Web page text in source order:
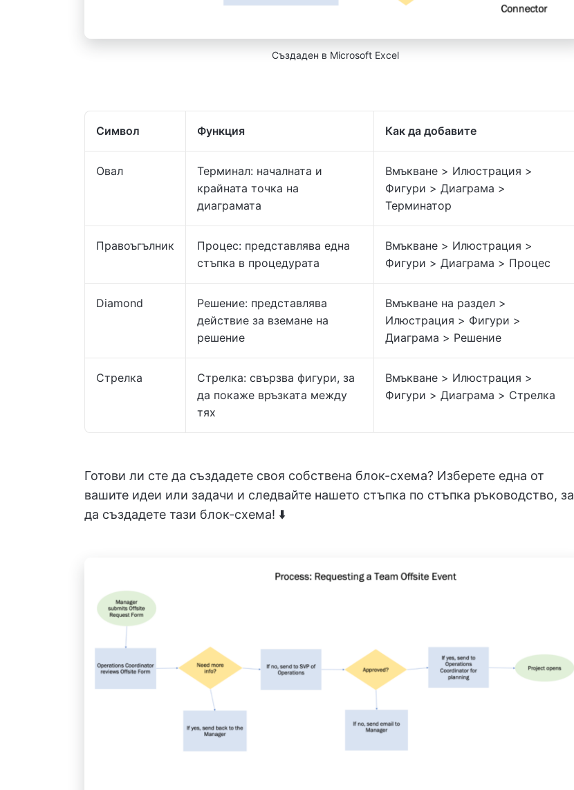
Създаден в Microsoft Excel
Символ Функция Как да добавите
Овал
Терминал: началната и
крайната точка на
диаграмата
Вмъкване > Илюстрация >
Фигури > Диаграма >
Терминатор
Правоъгълник
Процес: представлява една
стъпка в процедурата
Вмъкване > Илюстрация >
Фигури > Диаграма > Процес
Diamond
Решение: представлява
действие за вземане на
решение
Вмъкване на раздел >
Илюстрация > Фигури >
Диаграма > Решение
Стрелка
Стрелка: свързва фигури, за
да покаже връзката между
тях
Вмъкване > Илюстрация >
Фигури > Диаграма > Стрелка
Готови ли сте да създадете своя собствена блок-схема? Изберете една от
вашите идеи или задачи и следвайте нашето стъпка по стъпка ръководство, за
да създадете тази блок-схема! ⬇️